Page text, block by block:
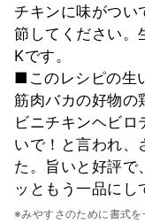
チキンに味がつい
節してください。
Kです。
■このレシピの生
筋肉バカの好物の
ビニチキンヘビロ
いで！と言われ、
た。旨いと好評で
ッともう一品にし
※みやすさのために書式を